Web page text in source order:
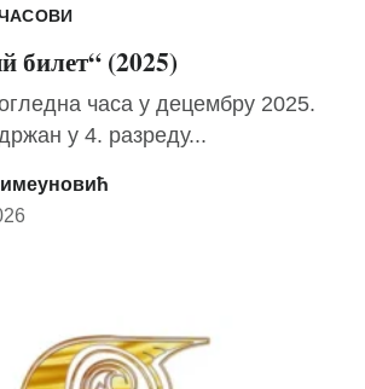
билет“ (2025)
часа у децембру 2025.
у 4. разреду...